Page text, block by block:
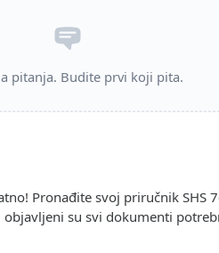
pitanja. Budite prvi koji pita.
Pronađite svoj priručnik SHS
su svi dokumenti